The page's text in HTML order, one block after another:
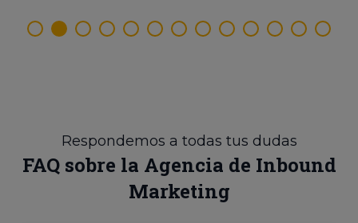
Respondemos a todas tus dudas
FAQ sobre la Agencia de Inbound
Marketing